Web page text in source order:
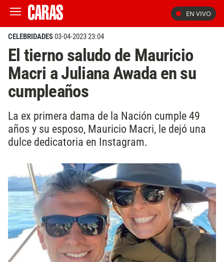
EN VIVO
CELEBRIDADES03-04-2023 23:04
El tierno saludo de Mauricio
Macri a Juliana Awada en su
cumpleaños
La ex primera dama de la Nación cumple 49
años y su esposo, Mauricio Macri, le dejó una
dulce dedicatoria en Instagram.